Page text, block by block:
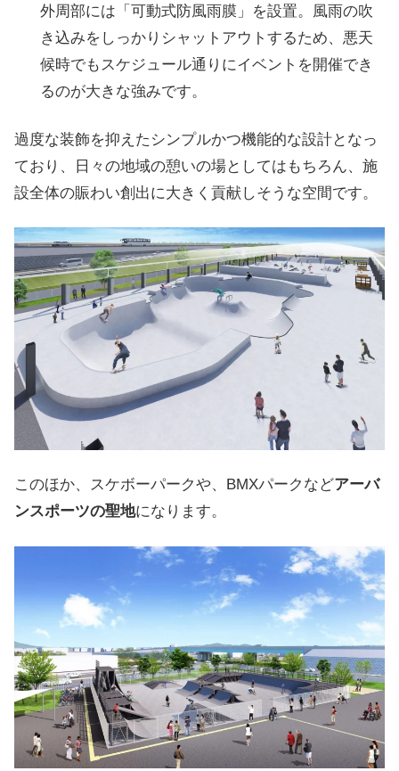
外周部には「可動式防風雨膜」を設置。風雨の吹
き込みをしっかりシャットアウトするため、悪天
候時でもスケジュール通りにイベントを開催でき
るのが大きな強みです。
過度な装飾を抑えたシンプルかつ機能的な設計となっ
ており、日々の地域の憩いの場としてはもちろん、施
設全体の賑わい創出に大きく貢献しそうな空間です。
このほか、スケボーパークや、BMXパークなどアーバ
ンスポーツの聖地になります。